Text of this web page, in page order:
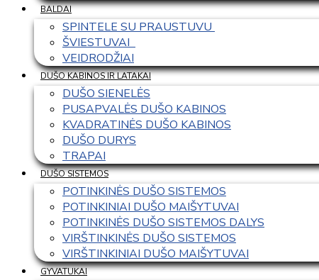
BALDAI
SPINTELE SU PRAUSTUVU
ŠVIESTUVAI
VEIDRODŽIAI
DUŠO KABINOS IR LATAKAI
DUŠO SIENELĖS
PUSAPVALĖS DUŠO KABINOS
KVADRATINĖS DUŠO KABINOS
DUŠO DURYS
TRAPAI
DUŠO SISTEMOS
POTINKINĖS DUŠO SISTEMOS
POTINKINIAI DUŠO MAIŠYTUVAI
POTINKINĖS DUŠO SISTEMOS DALYS
VIRŠTINKINĖS DUŠO SISTEMOS
VIRŠTINKINIAI DUŠO MAIŠYTUVAI
GYVATUKAI